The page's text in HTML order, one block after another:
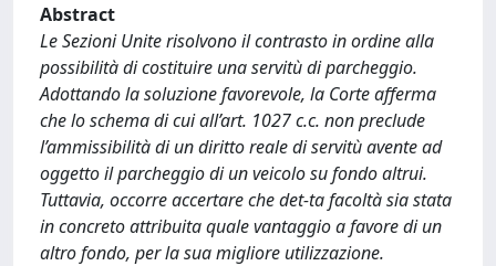
Abstract
Le Sezioni Unite risolvono il contrasto in ordine alla
possibilità di costituire una servitù di parcheggio.
Adottando la soluzione favorevole, la Corte afferma
che lo schema di cui all’art. 1027 c.c. non preclude
l’ammissibilità di un diritto reale di servitù avente ad
oggetto il parcheggio di un veicolo su fondo altrui.
Tuttavia, occorre accertare che det-ta facoltà sia stata
in concreto attribuita quale vantaggio a favore di un
altro fondo, per la sua migliore utilizzazione.